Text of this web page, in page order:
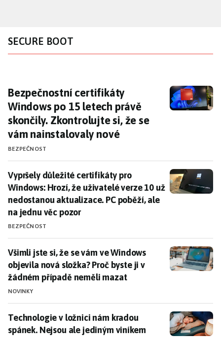
obsahu
SECURE BOOT
Bezpečnostní certifikáty Windows po 15
Bezpečnostní certifikáty
Windows po 15 letech právě
skončily. Zkontrolujte si, že se
vám nainstalovaly nové
BEZPEČNOST
Vypršely důležité certifikáty pro Windows: Hrozí, že
Vypršely důležité certifikáty pro
Windows: Hrozí, že uživatelé verze 10 už
nedostanou aktualizace. PC poběží, ale
na jednu věc pozor
BEZPEČNOST
Všimli jste si, že se vám ve Windows objevila nová
Všimli jste si, že se vám ve Windows
objevila nová složka? Proč byste ji v
žádném případě neměli mazat
NOVINKY
Technologie v ložnici nám kradou spánek. Nejsou
Technologie v ložnici nám kradou
spánek. Nejsou ale jediným viníkem